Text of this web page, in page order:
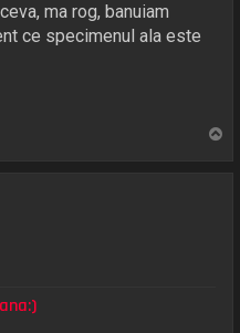
ma rog, banuiam
ce specimenul ala este